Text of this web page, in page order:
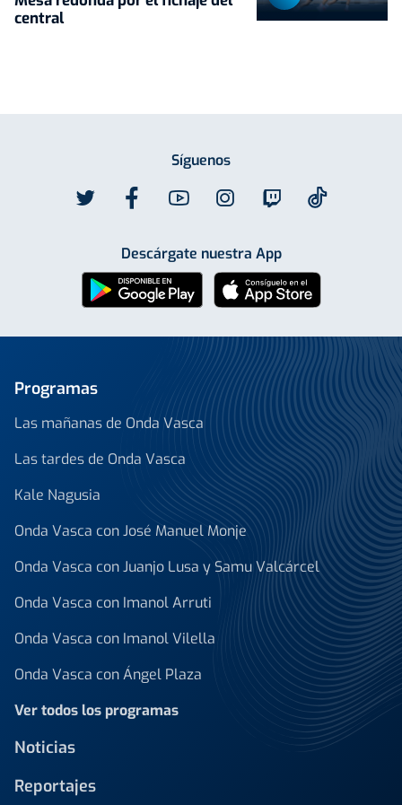
central
Síguenos
Descárgate nuestra App
Programas
Las mañanas de Onda Vasca
Las tardes de Onda Vasca
Kale Nagusia
Onda Vasca con José Manuel Monje
Onda Vasca con Juanjo Lusa y Samu Valcárcel
Onda Vasca con Imanol Arruti
Onda Vasca con Imanol Vilella
Onda Vasca con Ángel Plaza
Ver todos los programas
Noticias
Reportajes